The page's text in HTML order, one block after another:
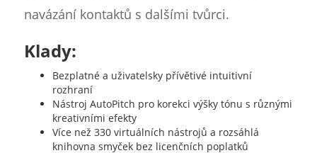
navázání kontaktů s dalšími tvůrci.
Klady:
Bezplatné a uživatelsky přívětivé intuitivní
rozhraní
Nástroj AutoPitch pro korekci výšky tónu s různými
kreativními efekty
Více než 330 virtuálních nástrojů a rozsáhlá
knihovna smyček bez licenčních poplatků